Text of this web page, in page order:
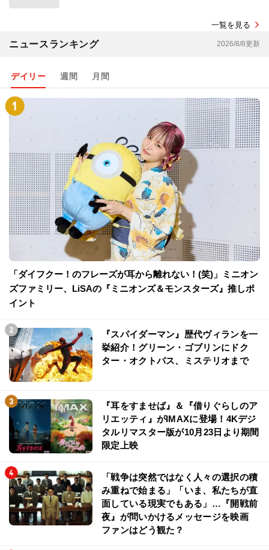
一覧を見る
ニュースランキング 2026/8/8更新
デイリー 週間 月間
「ダイフクー！のフレーズが耳から離れない！(笑)」ミニオン
ズファミリー、LiSAの『ミニオンズ＆モンスターズ』推しポ
イント
『スパイダーマン』歴代ヴィランを一
挙紹介！グリーン・ゴブリンにドク
ター・オクトパス、ミステリオまで
『耳をすませば』＆『借りぐらしのア
リエッティ』がIMAXに登場！4Kデジ
タルリマスター版が10月23日より期間
限定上映
「戦争は突然ではなく人々の選択の積
み重ねで始まる」「いま、私たちが直
面している現実でもある」…『開戦前
夜』が問いかけるメッセージを映画
ファンはどう観た？